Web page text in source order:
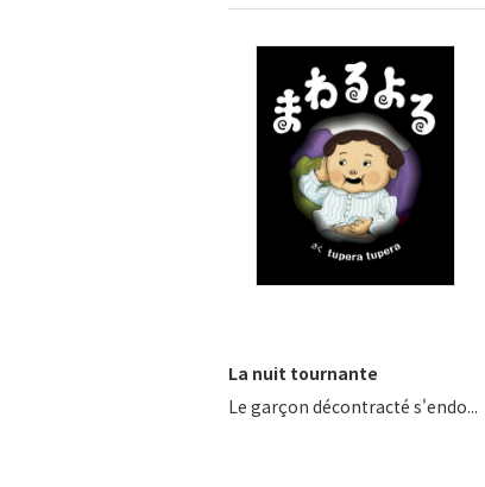
La nuit tournante
Le garçon décontracté s'endo...